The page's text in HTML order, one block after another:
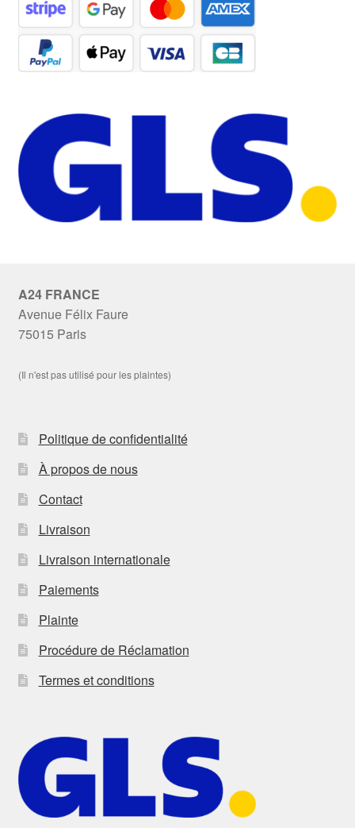
A24 FRANCE
Avenue Félix Faure
75015 Paris
(Il n'est pas utilisé pour les plaintes)
Politique de confidentialité
À propos de nous
Contact
Livraison
Livraison internationale
Paiements
Plainte
Procédure de Réclamation
Termes et conditions